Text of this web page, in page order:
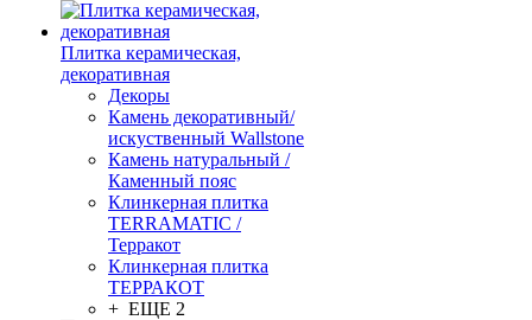
Плитка керамическая,
декоративная
Декоры
Камень декоративный/
искуственный Wallstone
Камень натуральный /
Каменный пояс
Клинкерная плитка
TERRAMATIC /
Терракот
Клинкерная плитка
ТЕРРАКОТ
+ ЕЩЕ 2